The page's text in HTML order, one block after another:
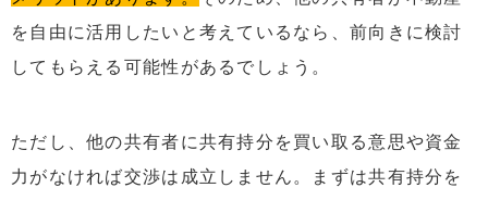
を自由に活用したいと考えているなら、前向きに検討
してもらえる可能性があるでしょう。
ただし、他の共有者に共有持分を買い取る意思や資金
力がなければ交渉は成立しません。まずは共有持分を